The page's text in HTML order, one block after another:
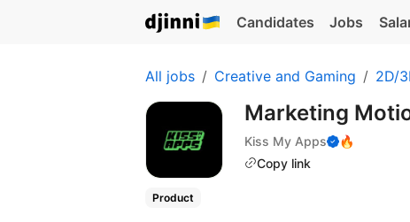
Candidates Jobs
All jobs Creative and Gaming 2D/
Marketing
Kiss My Apps
🔥
Copy link
Product